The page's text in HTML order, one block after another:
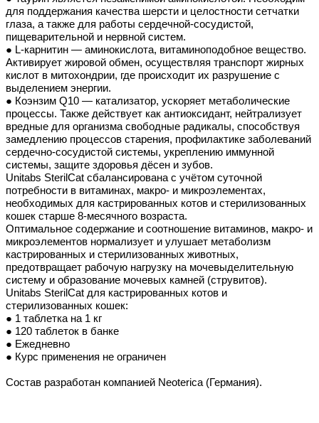
для поддержания качества шерсти и целостности сетчатки
глаза, а также для работы сердечной-сосудистой,
пищеварительной и нервной систем.
● L-карнитин — аминокислота, витаминоподобное вещество.
Активирует жировой обмен, осуществляя транспорт жирных
кислот в митохондрии, где происходит их разрушение с
выделением энергии.
● Коэнзим Q10 — катализатор, ускоряет метаболические
процессы. Также действует как антиоксидант, нейтрализует
вредные для организма свободные радикалы, способствуя
замедлению процессов старения, профилактике заболеваний
сердечно-сосудистой системы, укреплению иммунной
системы, защите здоровья дёсен и зубов.
Unitabs SterilCat сбалансирована с учётом суточной
потребности в витаминах, макро- и микроэлементах,
необходимых для кастрированных котов и стерилизованных
кошек старше 8-месячного возраста.
Оптимальное содержание и соотношение витаминов, макро- и
микроэлементов нормализует и улушает метаболизм
кастрированных и стерилизованных животных,
предотвращает рабочую нагрузку на мочевыделительную
систему и образование мочевых камней (струвитов).
Unitabs SterilCat для кастрированных котов и
стерилизованных кошек:
● 1 таблетка на 1 кг
● 120 таблеток в банке
● Ежедневно
● Курс применения не ограничен
Состав разработан компанией Neoterica (Германия).